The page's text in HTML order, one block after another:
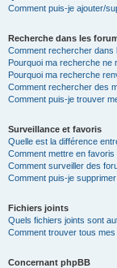
Comment puis-je ajouter/
Recherche dans les
Comment rechercher dans
Pourquoi ma recherche ne
Pourquoi ma recherche
Comment rechercher des
Comment puis-je trouver
Surveillance et favoris
Quelle est la différence
Comment mettre en
Comment surveiller des
Comment puis-je
Fichiers joints
Quels fichiers joints sont
Comment trouver tous
Concernant phpBB